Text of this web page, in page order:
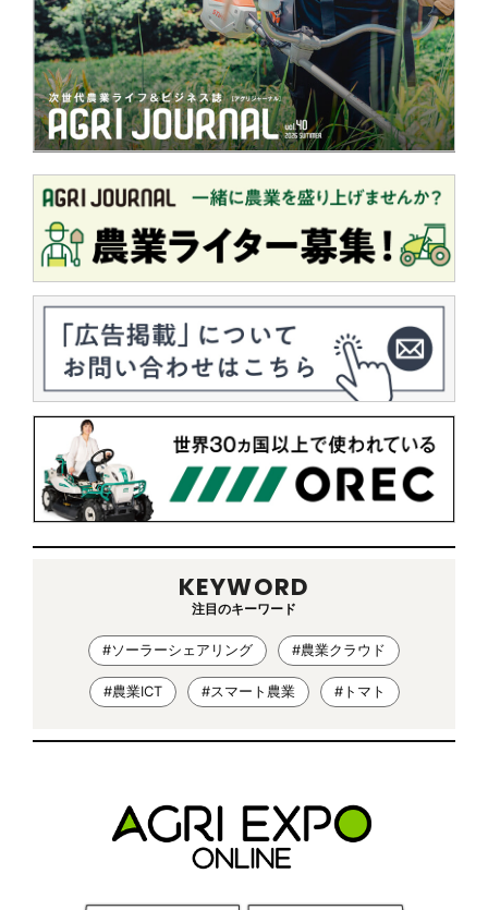
KEYWORD
注目のキーワード
#ソーラーシェアリング #農業クラウド
#農業ICT #スマート農業 #トマト